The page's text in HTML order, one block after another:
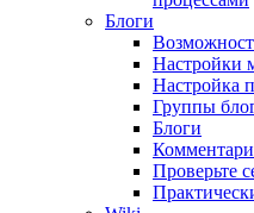
Блоги
Настройки
Настройка
Группы
Блоги
Проверьте